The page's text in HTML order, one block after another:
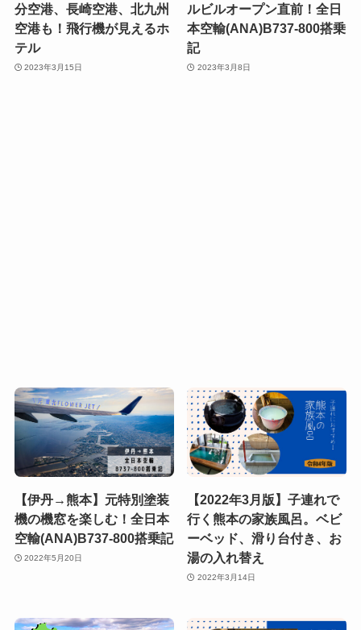
分空港、長崎空港、北九州
空港も！飛行機が見えるホ
テル
2023年3月15日
ルビルオープン直前！全日
本空輸(ANA)B737-800搭乗
記
2023年3月8日
【伊丹→熊本】元特別塗装
機の機窓を楽しむ！全日本
空輸(ANA)B737-800搭乗記
2022年5月20日
【2022年3月版】子連れで
行く熊本の家族風呂。ベビ
ーベッド、滑り台付き、お
湯の入れ替え
2022年3月14日